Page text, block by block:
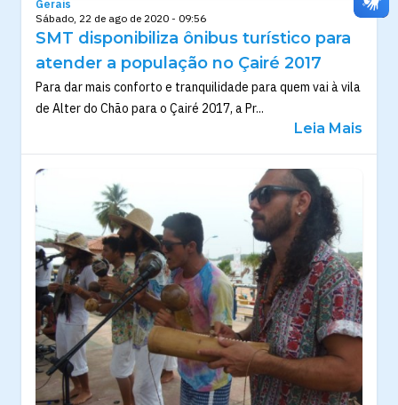
Gerais
Sábado, 22 de ago de 2020 - 09:56
SMT disponibiliza ônibus turístico para
atender a população no Çairé 2017
Para dar mais conforto e tranquilidade para quem vai à vila
de Alter do Chão para o Çairé 2017, a Pr...
Leia Mais